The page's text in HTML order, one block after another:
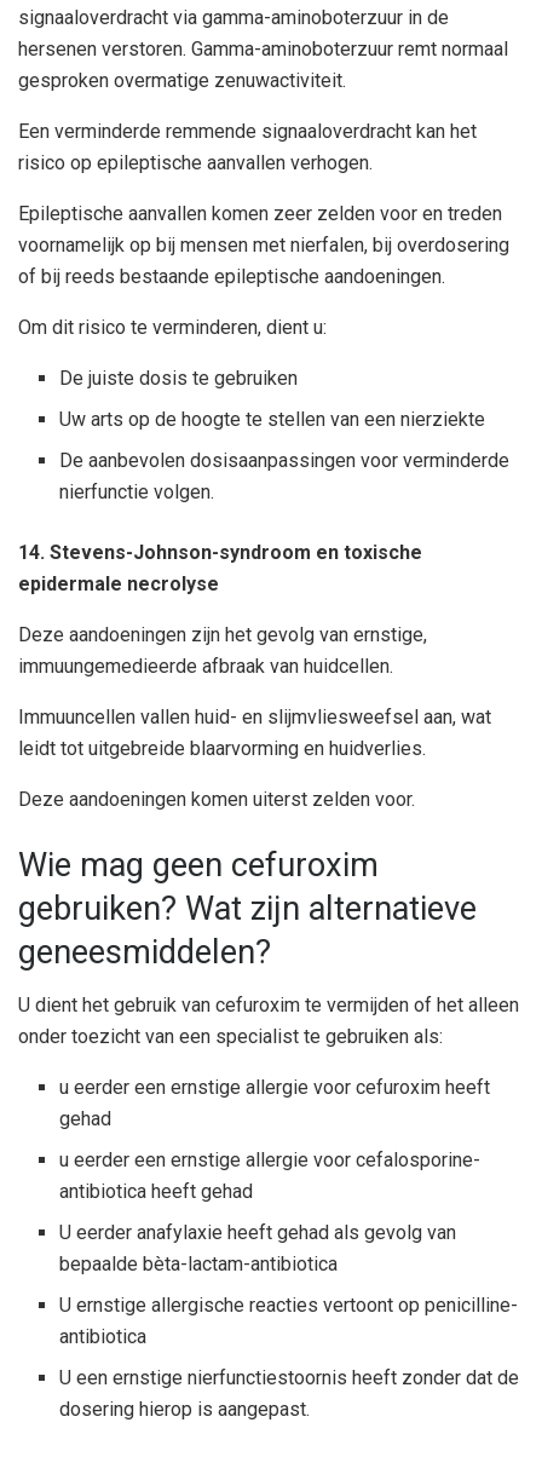
signaaloverdracht via gamma-aminoboterzuur in de
hersenen verstoren. Gamma-aminoboterzuur remt normaal
gesproken overmatige zenuwactiviteit.
Een verminderde remmende signaaloverdracht kan het
risico op epileptische aanvallen verhogen.
Epileptische aanvallen komen zeer zelden voor en treden
voornamelijk op bij mensen met nierfalen, bij overdosering
of bij reeds bestaande epileptische aandoeningen.
Om dit risico te verminderen, dient u:
De juiste dosis te gebruiken
Uw arts op de hoogte te stellen van een nierziekte
De aanbevolen dosisaanpassingen voor verminderde
nierfunctie volgen.
14. Stevens-Johnson-syndroom en toxische
epidermale necrolyse
Deze aandoeningen zijn het gevolg van ernstige,
immuungemedieerde afbraak van huidcellen.
Immuuncellen vallen huid- en slijmvliesweefsel aan, wat
leidt tot uitgebreide blaarvorming en huidverlies.
Deze aandoeningen komen uiterst zelden voor.
Wie mag geen cefuroxim
gebruiken? Wat zijn alternatieve
geneesmiddelen?
U dient het gebruik van cefuroxim te vermijden of het alleen
onder toezicht van een specialist te gebruiken als:
u eerder een ernstige allergie voor cefuroxim heeft
gehad
u eerder een ernstige allergie voor cefalosporine-
antibiotica heeft gehad
U eerder anafylaxie heeft gehad als gevolg van
bepaalde bèta-lactam-antibiotica
U ernstige allergische reacties vertoont op penicilline-
antibiotica
U een ernstige nierfunctiestoornis heeft zonder dat de
dosering hierop is aangepast.